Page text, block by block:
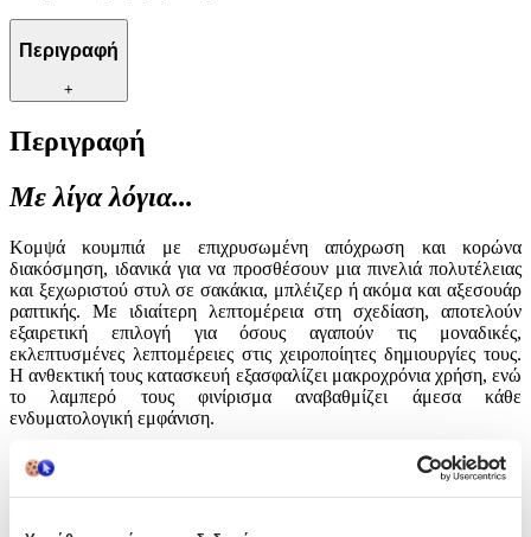
Περιγραφή
+
Περιγραφή
Με λίγα λόγια...
Κομψά κουμπιά με επιχρυσωμένη απόχρωση και κορώνα
διακόσμηση, ιδανικά για να προσθέσουν μια πινελιά πολυτέλειας
και ξεχωριστού στυλ σε σακάκια, μπλέιζερ ή ακόμα και αξεσουάρ
ραπτικής. Με ιδιαίτερη λεπτομέρεια στη σχεδίαση, αποτελούν
εξαιρετική επιλογή για όσους αγαπούν τις μοναδικές,
εκλεπτυσμένες λεπτομέρειες στις χειροποίητες δημιουργίες τους.
Η ανθεκτική τους κατασκευή εξασφαλίζει μακροχρόνια χρήση, ενώ
το λαμπερό τους φινίρισμα αναβαθμίζει άμεσα κάθε
ενδυματολογική εμφάνιση.
Χαρακτηριστικά